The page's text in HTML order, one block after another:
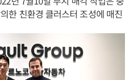
한 친환경 클러스터 조성에 매진